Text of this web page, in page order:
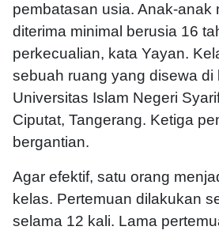
pembatasan usia. Anak-anak
diterima minimal berusia 16
perkecualian, kata Yayan.
sebuah ruang yang disewa di
Universitas Islam Negeri
Ciputat, Tangerang. Ketiga
bergantian.
Agar efektif, satu orang
kelas. Pertemuan dilakukan
selama 12 kali. Lama